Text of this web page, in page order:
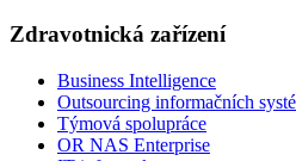
Zdravotnická zařízení
Business Intelligence
Outsourcing informačních
Týmová spolupráce
OR NAS Enterprise